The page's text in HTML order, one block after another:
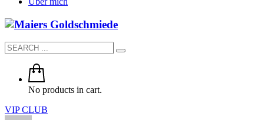
No products in cart.
VIP CLUB